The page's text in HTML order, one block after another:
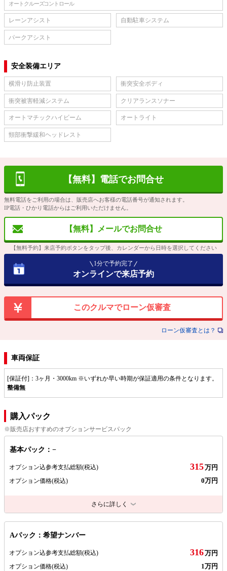
オートクルーズコントロール
レーンアシスト 自動駐車システム
パークアシスト
安全装備エリア
横滑り防止装置 衝突安全ボディ
衝突被害軽減システム クリアランスソナー
オートマチックハイビーム オートライト
頸部衝撃緩和ヘッドレスト
【無料】電話でお問合せ
無料電話をご利用の場合は、販売店へお客様の電話番号が通知されます。
IP電話・ひかり電話からはご利用いただけません。
【無料】メールでお問合せ
【無料予約】来店予約ボタンをタップ後、カレンダーから日時を選択してください
1分で予約完了
オンラインで来店予約
このクルマでローン仮審査
ローン仮審査とは？
車両保証
[保証付]：3ヶ月・3000km ※いずれか早い時期が保証適用の条件となります。
整備無
購入パック
※販売店おすすめのオプションサービスパック
基本パック：−
オプション込参考支払総額(税込) 315万円
オプション価格(税込) 0万円
さらに詳しく
Aパック：希望ナンバー
オプション込参考支払総額(税込) 316万円
オプション価格(税込) 1万円